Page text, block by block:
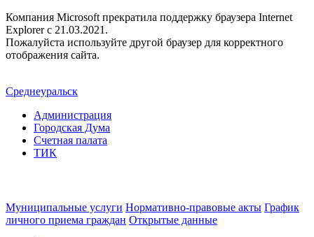
Компания Microsoft прекратила поддержку браузера Internet
Explorer c 21.03.2021.
Пожалуйста используйте другой браузер для корректного
отображения сайта.
Среднеуральск
Администрация
Городская Дума
Счетная палата
ТИК
Муниципальные услуги Нормативно-правовые акты График
личного приема граждан Открытые данные